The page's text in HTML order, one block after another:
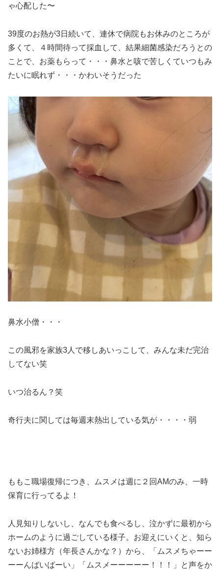
ゃ心配した〜
39度のお熱が3日続いて、連休で病院もお休みのところが
多くて、４時間待って採血して、結果細菌感染だろうとの
ことで、お薬もらって・・・鼻水と咳で苦しくていつもみ
たいに眠れず・・・かわいそうだった
鼻水小僧・・・
この風邪を家族3人で移しあいっこして、みんな未だ完治
してない笑
いつ治るん？笑
奇行夫に関しては毎週末熱出している気が・・・・弱
ももこ職場復帰につき、ムスメは週に２回AMのみ、一時
保育に行ってるよ！
人見知りしないし、なんでも食べるし、泣かずに最初から
ホームのように過ごしている様子。お迎えにいくと、知ら
ないお姉様方（年長さんかな？）から、「ムスメちゃーー
ーーんばいばーい」「ムスメーーーーー！！！」と声をか